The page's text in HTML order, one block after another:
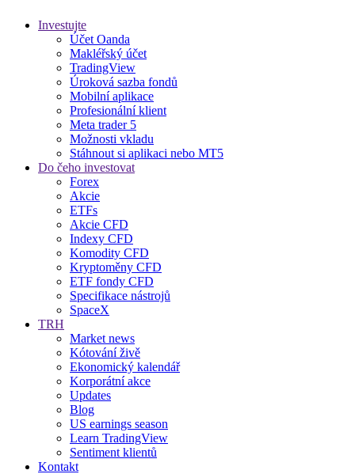
Investujte
Účet Oanda
Makléřský účet
TradingView
Úroková sazba fondů
Mobilní aplikace
Profesionální klient
Meta trader 5
Možnosti vkladu
Stáhnout si aplikaci nebo MT5
Do čeho investovat
Forex
Akcie
ETFs
Akcie CFD
Indexy CFD
Komodity CFD
Kryptoměny CFD
ETF fondy CFD
Specifikace nástrojů
SpaceX
TRH
Market news
Kótování živě
Ekonomický kalendář
Korporátní akce
Updates
Blog
US earnings season
Learn TradingView
Sentiment klientů
Kontakt